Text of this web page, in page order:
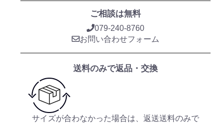
ご相談は無料
079-240-8760
お問い合わせフォーム
送料のみで返品・交換
サイズが合わなかった場合は、返送送料のみで